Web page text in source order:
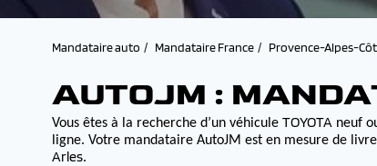
Mandataire auto Mandataire France Provence-Alpes-
AUTOJM :
Vous êtes à la recherche d’un véhicule TOYOTA neuf
ligne. Votre mandataire AutoJM est en mesure de
Arles.